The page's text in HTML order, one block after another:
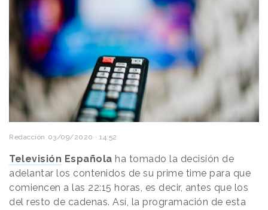
Redacción 03/09/2020 · 14:52
Televisión Española ha tomado la decisión de
adelantar los contenidos de su prime time para que
comiencen a las 22:15 horas, es decir, antes que los
del resto de cadenas. Así, la programación de esta